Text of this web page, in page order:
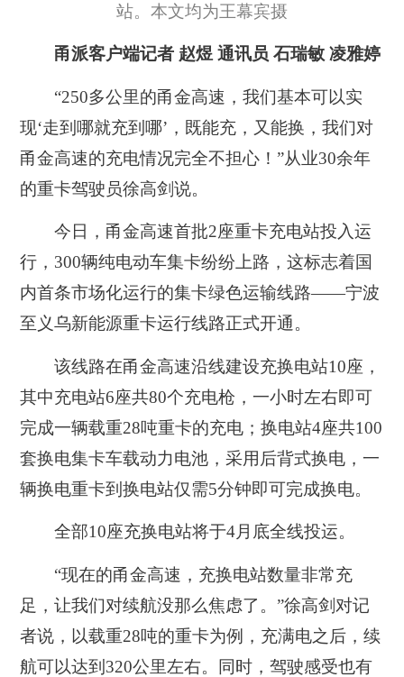
站。本文均为王幕宾摄
甬派客户端记者 赵煜 通讯员 石瑞敏 凌雅婷
“250多公里的甬金高速，我们基本可以实
现‘走到哪就充到哪’，既能充，又能换，我们对
甬金高速的充电情况完全不担心！”从业30余年
的重卡驾驶员徐高剑说。
今日，甬金高速首批2座重卡充电站投入运
行，300辆纯电动车集卡纷纷上路，这标志着国
内首条市场化运行的集卡绿色运输线路——宁波
至义乌新能源重卡运行线路正式开通。
该线路在甬金高速沿线建设充换电站10座，
其中充电站6座共80个充电枪，一小时左右即可
完成一辆载重28吨重卡的充电 ；换电站4座共100
套换电集卡车载动力电池，采用后背式换电，一
辆换电重卡到换电站仅需5分钟即可完成换电。
全部10座充换电站将于4月底全线投运。
“现在的甬金高速，充换电站数量非常充
足，让我们对续航没那么焦虑了。”徐高剑对记
者说，以载重28吨的重卡为例，充满电之后，续
航可以达到320公里左右。同时，驾驶感受也有